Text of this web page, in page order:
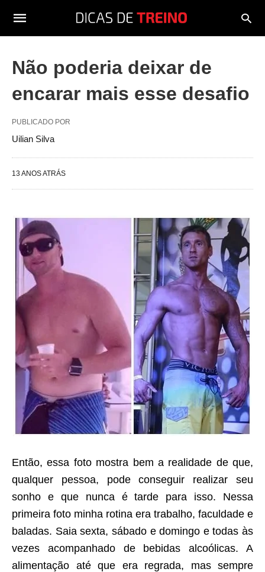
Não poderia deixar de
encarar mais esse desafio
PUBLICADO POR
Uilian Silva
13 ANOS ATRÁS
Então, essa foto mostra bem a realidade de que,
qualquer pessoa, pode conseguir realizar seu
sonho e que nunca é tarde para isso. Nessa
primeira foto minha rotina era trabalho, faculdade e
baladas. Saia sexta, sábado e domingo e todas às
vezes acompanhado de bebidas alcoólicas. A
alimentação até que era regrada, mas sempre